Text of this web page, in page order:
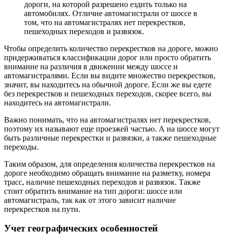
дороги, на которой разрешено ездить только на
автомобилях. Отличие автомагистрали от шоссе в
том, что на автомагистралях нет перекрестков,
пешеходных переходов и развязок.
Чтобы определить количество перекрестков на дороге, можно
придерживаться классификации дорог или просто обратить
внимание на различия в движении между шоссе и
автомагистралями. Если вы видите множество перекрестков,
значит, вы находитесь на обычной дороге. Если же вы едете
без перекрестков и пешеходных переходов, скорее всего, вы
находитесь на автомагистрали.
Важно понимать, что на автомагистралях нет перекрестков,
поэтому их называют еще проезжей частью. А на шоссе могут
быть различные перекрестки и развязки, а также пешеходные
переходы.
Таким образом, для определения количества перекрестков на
дороге необходимо обращать внимание на разметку, номера
трасс, наличие пешеходных переходов и развязок. Также
стоит обратить внимание на тип дороги: шоссе или
автомагистраль, так как от этого зависит наличие
перекрестков на пути.
Учет географических особенностей